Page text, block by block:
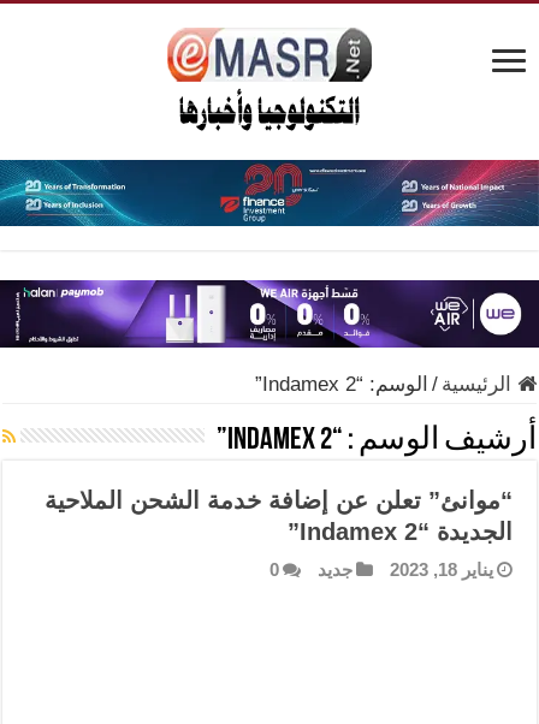
الرئيسية / الوسم: “Indamex 2”
أرشيف الوسم : “Indamex 2”
“موانئ” تعلن عن إضافة خدمة الشحن الملاحية
الجديدة “Indamex 2”
يناير 18, 2023 جديد 0